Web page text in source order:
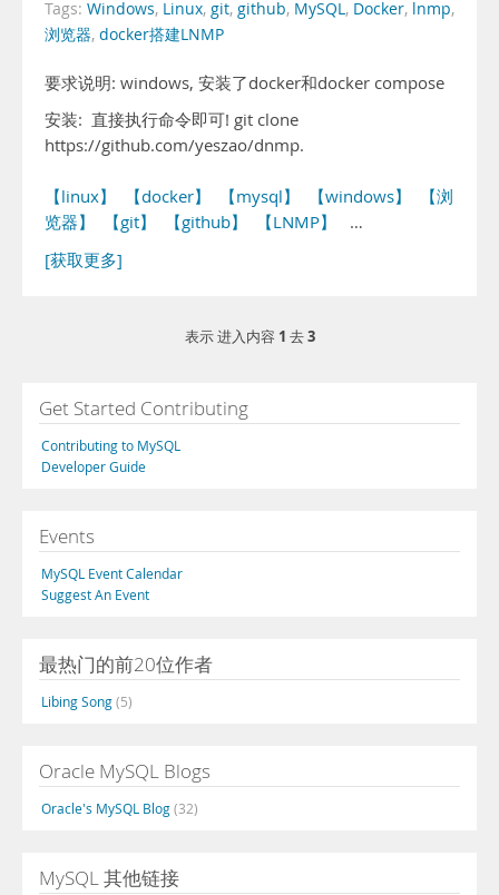
Tags: Windows, Linux, git, github, MySQL, Docker, lnmp,
浏览器, docker搭建LNMP
要求说明: windows, 安装了docker和docker compose
安装: 直接执行命令即可! git clone
https://github.com/yeszao/dnmp.
【linux】 【docker】 【mysql】 【windows】
【浏
览器】
【git】 【github】 【LNMP】
…
[获取更多]
表示 进入内容 1 去3
Get Started Contributing
Contributing to MySQL
Developer Guide
Events
MySQL Event Calendar
Suggest An Event
最热门的前20位作者
Libing Song(5)
Oracle MySQL Blogs
Oracle's MySQL Blog(32)
MySQL 其他链接